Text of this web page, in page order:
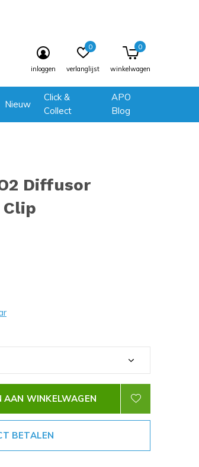
Nieuw
Click &
Collect
APO
Blog
inloggen verlanglijst
0
winkelwagen
0
Diffusor
Clip
AAN WINKELWAGEN
BETALEN